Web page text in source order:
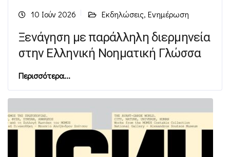
10 Ιούν 2026 Εκδηλώσεις, Ενημέρωση
Ξενάγηση με παράλληλη διερμηνεία
στην Ελληνική Νοηματική Γλώσσα
Περισσότερα...